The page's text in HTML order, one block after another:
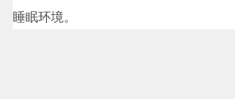
睡眠环境。